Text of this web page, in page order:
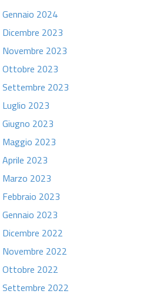
Gennaio 2024
Dicembre 2023
Novembre 2023
Ottobre 2023
Settembre 2023
Luglio 2023
Giugno 2023
Maggio 2023
Aprile 2023
Marzo 2023
Febbraio 2023
Gennaio 2023
Dicembre 2022
Novembre 2022
Ottobre 2022
Settembre 2022